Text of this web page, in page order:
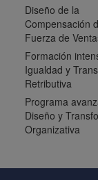
Diseño de la
Compensación
Fuerza de
Formación
Igualdad y
Retributiva
Programa
Diseño y
Organizativa